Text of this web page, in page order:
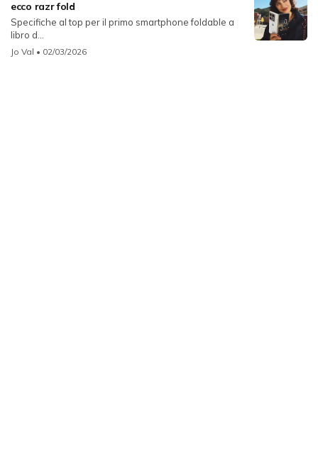
ecco razr fold
Specifiche al top per il primo smartphone foldable a
libro d...
Jo Val • 02/03/2026